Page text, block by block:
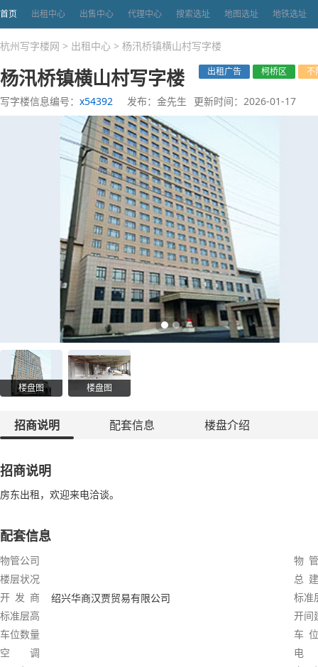
首页 出租中心 出售中心 代理中心 搜索选址 地图选址 地铁选址
杭州写字楼网 > 出租中心 > 杨汛桥镇横山村写字楼
杨汛桥镇横山村写字楼 出租广告 柯桥区 不
写字楼信息编号： x54392 发布：金先生 更新时间：2026-01-17
楼盘图 楼盘图
招商说明 配套信息 楼盘介绍
招商说明
房东出租，欢迎来电洽谈。
配套信息
物管公司
物
楼层状况
总
开 发 商
绍兴华商汉贾贸易有限公司
标准
标准层高
开间
车位数量
车
空 调
电